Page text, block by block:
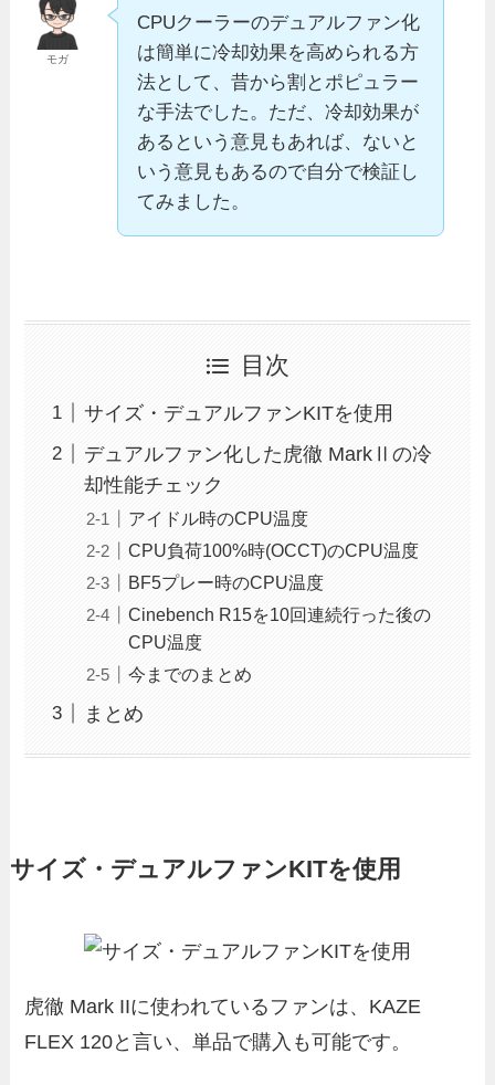
モガ
CPUクーラーのデュアルファン化
は簡単に冷却効果を高められる方
法として、昔から割とポピュラー
な手法でした。ただ、冷却効果が
あるという意見もあれば、ないと
いう意見もあるので自分で検証し
てみました。
目次
サイズ・デュアルファンKITを使用
デュアルファン化した虎徹 MarkⅡの冷
却性能チェック
アイドル時のCPU温度
CPU負荷100%時(OCCT)のCPU温度
BF5プレー時のCPU温度
Cinebench R15を10回連続行った後の
CPU温度
今までのまとめ
まとめ
サイズ・デュアルファンKITを使用
虎徹 Mark IIに使われているファンは、KAZE
FLEX 120と言い、単品で購入も可能です。